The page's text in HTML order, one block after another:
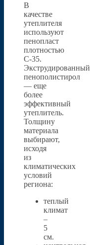
В
качестве
утеплителя
используют
пенопласт
плотностью
С-35.
Экструдированный
пенополистирол
— еще
более
эффективный
утеплитель.
Толщину
материала
выбирают,
исходя
из
климатических
условий
региона:
теплый
климат
–
5
см.